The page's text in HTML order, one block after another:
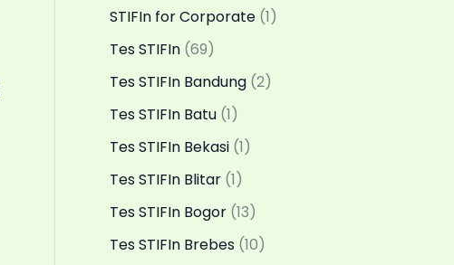
STIFIn for Corporate (1)
Tes STIFIn (69)
Tes STIFIn Bandung (2)
Tes STIFIn Batu (1)
Tes STIFIn Bekasi (1)
Tes STIFIn Blitar (1)
Tes STIFIn Bogor (13)
Tes STIFIn Brebes (10)